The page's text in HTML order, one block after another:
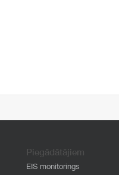
Piegādātājiem
EIS monitorings